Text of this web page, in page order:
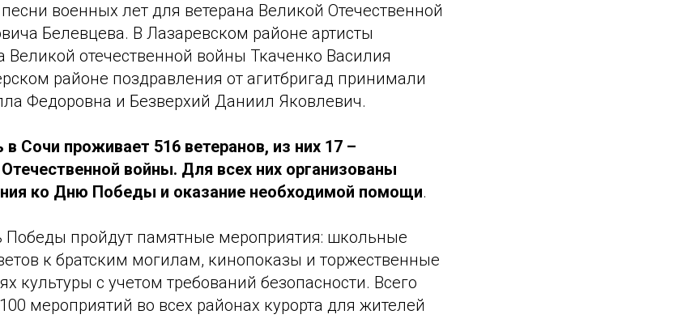
военных лет для ветерана Великой Отечественной
Белевцева. В Лазаревском районе артисты
Великой отечественной войны Ткаченко Василия
районе поздравления от агитбригад принимали
Федоровна и Безверхий Даниил Яковлевич.
Сочи проживает 516 ветеранов, из них 17 –
войны. Для всех них организованы
ко Дню Победы и оказание необходимой помощи.
Победы пройдут памятные мероприятия: школьные
к братским могилам, кинопоказы и торжественные
культуры с учетом требований безопасности. Всего
мероприятий во всех районах курорта для жителей